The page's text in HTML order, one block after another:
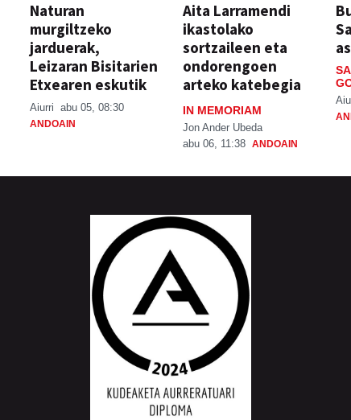
Naturan
murgiltzeko
jarduerak,
Leizaran Bisitarien
Etxearen eskutik
Aiurri abu 05, 08:30
ANDOAIN
Aita Larramendi
ikastolako
sortzaileen eta
ondorengoen
arteko katebegia
IN MEMORIAM
Jon Ander Ubeda
abu 06, 11:38 ANDOAIN